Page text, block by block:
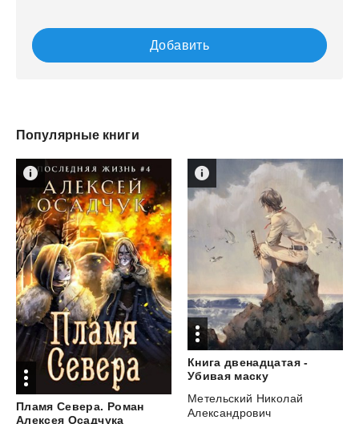
Добавить
Популярные книги
Пламя Севера. Роман
Алексея Осадчука
Книга двенадцатая -
Убивая маску
Метельский Николай
Александрович